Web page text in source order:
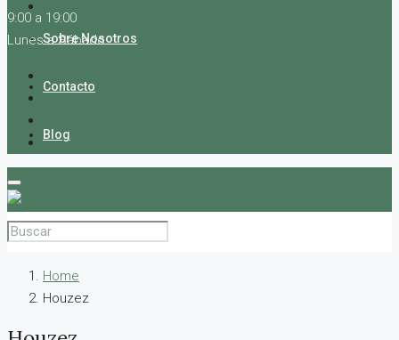
Sobre Nosotros
Contacto
Blog
9:00 a 19:00
Lunes a Sábado
Home
Houzez